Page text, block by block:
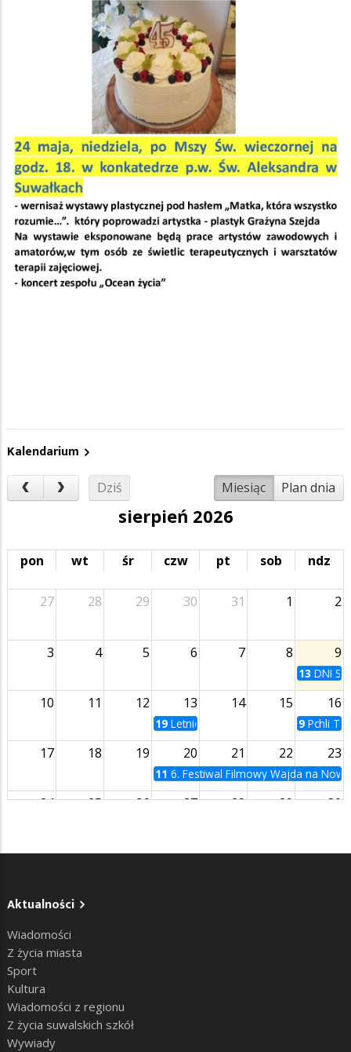
Kalendarium
Dziś Miesiąc Plan dnia
sierpień 2026
pon wt śr czw pt sob ndz
27 28 29 30 31 1 2
3 4 5 6 7 8 9
13 DNI
10 11 12 13 14 15 16
19 Letnie Kino na Bulwarach | Zabij
9 Pchli
17 18 19 20 21 22 23
11 6. Festiwal Filmowy Wajda na Nowo
24 25 26 27 28 29 30
31 1 2 3 4 5 6
Aktualności
Wiadomości
Z życia miasta
Sport
Kultura
Wiadomości z regionu
Z życia suwalskich szkół
Wywiady